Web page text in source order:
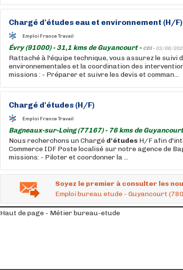
Chargé d'études eau et environnement (H/F)
Emploi France Travail
Évry (91000) - 31,1 kms de Guyancourt - CDI - 03/08/
Rattaché à l'équipe technique, vous assurez le suivi
environnementales et la coordination des
missions : - Préparer et suivre les devis et comman...
Chargé d'études (H/F)
Emploi France Travail
Bagneaux-sur-Loing (77167) - 76 kms de
Nous recherchons un Chargé d'études H/F afin
Commerce IDF Poste localisé sur notre agence de
missions: - Piloter et coordonner la ...
Soyez le premier à consulter les
Emploi bureau etude - Guyancourt
Haut de page - Métier bureau-etude